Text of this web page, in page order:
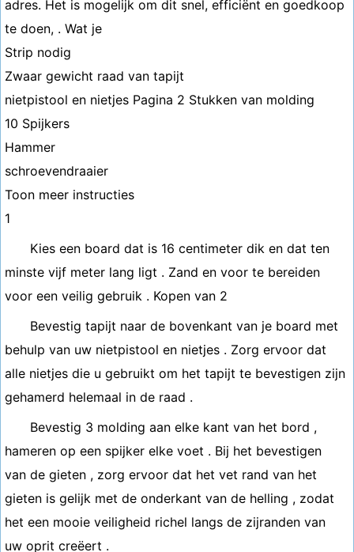
adres. Het is mogelijk om dit snel, efficiënt en goedkoop
te doen, . Wat je
Strip nodig
Zwaar gewicht raad van tapijt
nietpistool en nietjes Pagina 2 Stukken van molding
10 Spijkers
Hammer
schroevendraaier
Toon meer instructies
1
Kies een board dat is 16 centimeter dik en dat ten
minste vijf meter lang ligt . Zand en voor te bereiden
voor een veilig gebruik . Kopen van 2
Bevestig tapijt naar de bovenkant van je board met
behulp van uw nietpistool en nietjes . Zorg ervoor dat
alle nietjes die u gebruikt om het tapijt te bevestigen zijn
gehamerd helemaal in de raad .
Bevestig 3 molding aan elke kant van het bord ,
hameren op een spijker elke voet . Bij het bevestigen
van de gieten , zorg ervoor dat het vet rand van het
gieten is gelijk met de onderkant van de helling , zodat
het een mooie veiligheid richel langs de zijranden van
uw oprit creëert .